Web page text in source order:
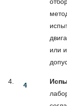
или